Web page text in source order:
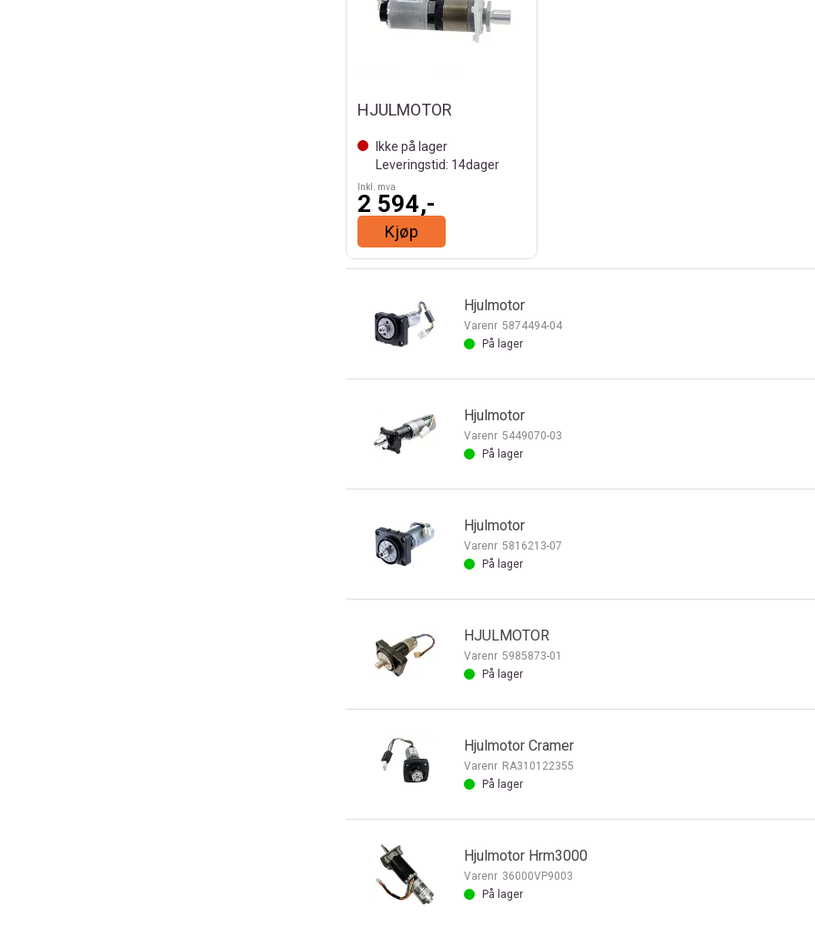
HJULMOTOR
Ikke på lager
Leveringstid: 14dager
Inkl. mva
2 594,-
Kjøp
Hjulmotor
Varenr 5874494-04
På lager
Hjulmotor
Varenr 5449070-03
På lager
Hjulmotor
Varenr 5816213-07
På lager
HJULMOTOR
Varenr 5985873-01
På lager
Hjulmotor Cramer
Varenr RA310122355
På lager
Hjulmotor Hrm3000
Varenr 36000VP9003
På lager